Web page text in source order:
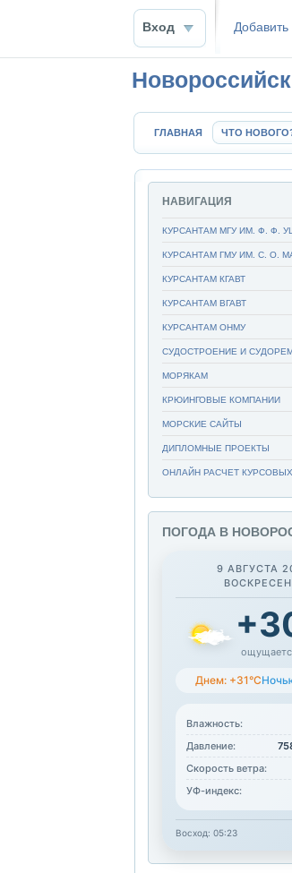
Вход Добавить
ГЛАВНАЯ ЧТО
НАВИГАЦИЯ
КУРСАНТАМ МГУ ИМ. Ф. Ф.
КУРСАНТАМ ГМУ ИМ. С. О.
КУРСАНТАМ КГАВТ
КУРСАНТАМ ВГАВТ
КУРСАНТАМ ОНМУ
СУДОСТРОЕНИЕ И
МОРЯКАМ
КРЮИНГОВЫЕ КОМПАНИИ
МОРСКИЕ САЙТЫ
ДИПЛОМНЫЕ ПРОЕКТЫ
ОНЛАЙН РАСЧЕТ КУРСОВЫХ
ПОГОДА В
9 АВГУСТА
Днем: +31°C
Влажность:
Давление:
Скорость ветра:
УФ-индекс:
Восход: 05:23